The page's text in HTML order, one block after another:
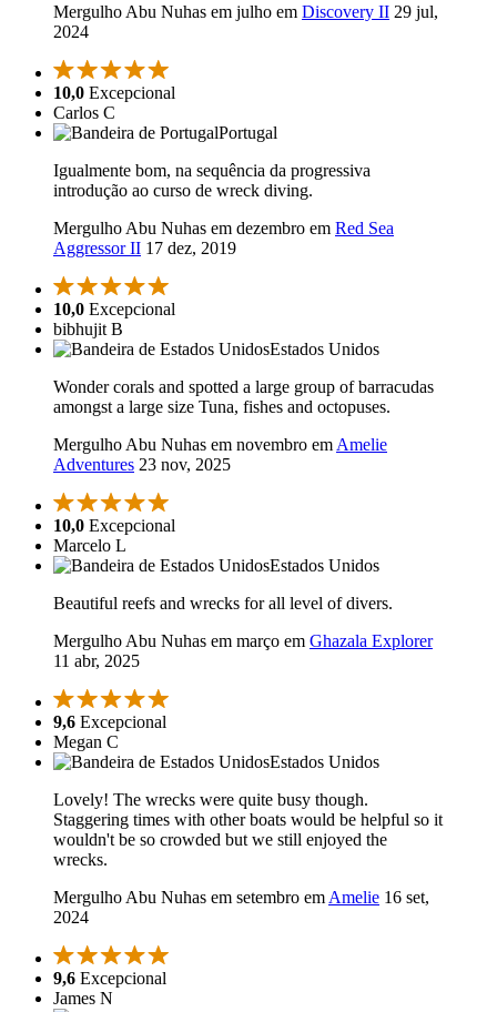
Mergulho Abu Nuhas em julho em Discovery II 29 jul,
2024
10,0 Excepcional
Carlos C
Portugal
Igualmente bom, na sequência da progressiva
introdução ao curso de wreck diving.
Mergulho Abu Nuhas em dezembro em Red Sea
Aggressor II 17 dez, 2019
10,0 Excepcional
bibhujit B
Estados Unidos
Wonder corals and spotted a large group of barracudas
amongst a large size Tuna, fishes and octopuses.
Mergulho Abu Nuhas em novembro em Amelie
Adventures 23 nov, 2025
10,0 Excepcional
Marcelo L
Estados Unidos
Beautiful reefs and wrecks for all level of divers.
Mergulho Abu Nuhas em março em Ghazala Explorer
11 abr, 2025
9,6 Excepcional
Megan C
Estados Unidos
Lovely! The wrecks were quite busy though.
Staggering times with other boats would be helpful so it
wouldn't be so crowded but we still enjoyed the
wrecks.
Mergulho Abu Nuhas em setembro em Amelie 16 set,
2024
9,6 Excepcional
James N